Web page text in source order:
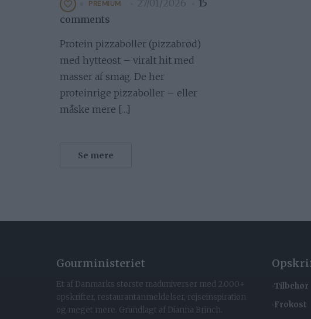
PREMIUM 27/01/2026
15
comments
Protein pizzaboller (pizzabrød)
med hytteost – viralt hit med
masser af smag. De her
proteinrige pizzaboller – eller
måske mere […]
Se mere
Gourministeriet
Et af Danmarks største maduniverser med 2.000+
opskrifter, restaurantanmeldelser, rejseinspiration
og meget mere. Grundlagt af Dianna Brinch.
Tilbehør
Frokost